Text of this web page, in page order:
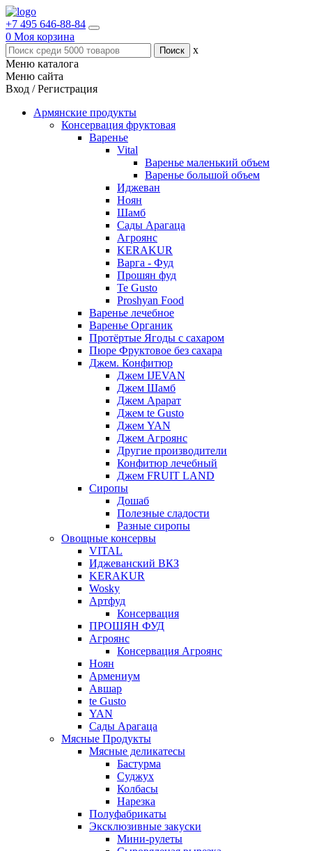
+7 495 646-88-84
0 Моя корзина
x
Меню каталога
Меню сайта
Вход / Регистрация
Армянские продукты
Консервация фруктовая
Варенье
Vital
Варенье маленький объем
Варенье большой объем
Иджеван
Ноян
Шамб
Сады Арагаца
Агроянс
KERAKUR
Варга - Фуд
Прошян фуд
Te Gusto
Proshyan Food
Варенье лечебное
Варенье Органик
Протёртые Ягоды с сахаром
Пюре Фруктовое без сахара
Джем. Конфитюр
Джем IJEVAN
Джем Шамб
Джем Арарат
Джем te Gusto
Джем YAN
Джем Агроянс
Другие производители
Конфитюр лечебный
Джем FRUIT LAND
Сиропы
Дошаб
Полезные сладости
Разные сиропы
Овощные консервы
VITAL
Иджеванский ВКЗ
KERAKUR
Wosky
Артфуд
Консервация
ПРОШЯН ФУД
Агроянс
Консервация Агроянс
Ноян
Армениум
Авшар
te Gusto
YAN
Сады Арагаца
Мясные Продукты
Мясные деликатесы
Бастурма
Суджух
Колбасы
Нарезка
Полуфабрикаты
Эксклюзивные закуски
Мини-рулеты